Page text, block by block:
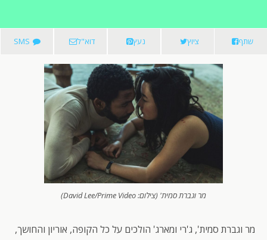
שתף ציוץ נעץ דוא"ל SMS
מר וגברת סמית' (צילום: David Lee/Prime Video)
מר וגברת סמית', ג'רי ומארג' הולכים על כל הקופה, אוריון והחושך,